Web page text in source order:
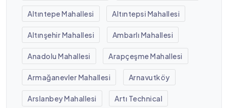
Altıntepe Mahallesi Altıntepsi Mahallesi
Altınşehir Mahallesi Ambarlı Mahallesi
Anadolu Mahallesi Arapçeşme Mahallesi
Armağanevler Mahallesi Arnavutköy
Arslanbey Mahallesi Artı Technical